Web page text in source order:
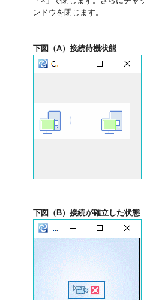
ンドウを閉じます。
下図（A）接続待機状態
下図（B）接続が確立した状態